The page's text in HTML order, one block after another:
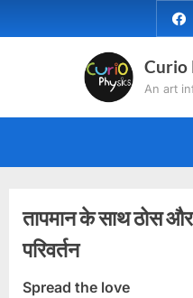
to
Curio
An art
तापमान के साथ ठोस
परिवर्तन
Spread the love